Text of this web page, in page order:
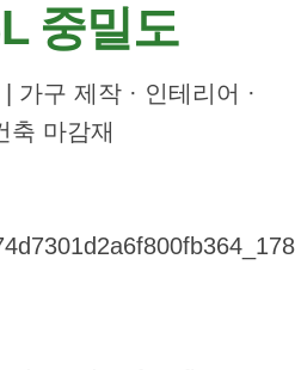
중밀도
가구 제작 · 인테리어 ·
축 마감재